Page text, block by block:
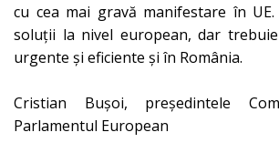
cu cea mai gravă manifestare în
soluții la nivel european, dar
urgente și eficiente și în România.
Cristian Bușoi, președintele
Parlamentul European